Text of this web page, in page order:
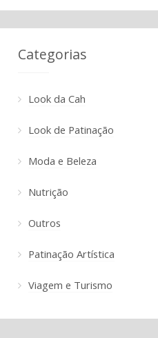
Categorias
Look da Cah
Look de Patinação
Moda e Beleza
Nutrição
Outros
Patinação Artística
Viagem e Turismo